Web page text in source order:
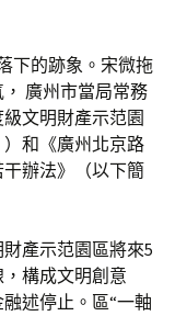
下的跡象。宋微拖
廣州市當局常務
文明財產示范園
和《廣州北京路
辦法》（以下簡
產示范園區將來5
構成文明創意
述停止。區“一軸